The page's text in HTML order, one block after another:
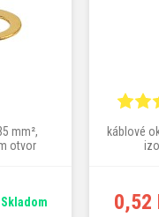
mm²,
otvor
Skladom
káblové
0,52